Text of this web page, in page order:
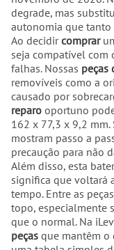
degrade, mas
autonomia que tanto
Ao decidircomprar
seja compatível com
falhas. Nossas peças
removíveis como a
causado por
reparo oportuno
162 x 77,3 x 9,2
mostram passo a
precaução para não
Além disso, esta
significa que voltará
tempo. Entre as
topo, especialmente
que o normal. Na
peças que mantêm o